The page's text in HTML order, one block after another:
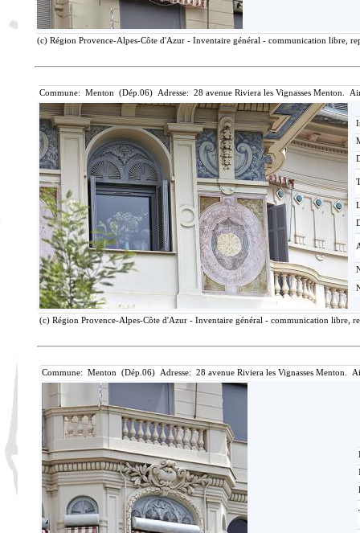
(c) Région Provence-Alpes-Côte d'Azur - Inventaire général - communication libre,
Commune: Menton (Dép.06) Adresse: 28 avenue Riviera les Vignasses Menton.
(c) Région Provence-Alpes-Côte d'Azur - Inventaire général - communication libre,
Commune: Menton (Dép.06) Adresse: 28 avenue Riviera les Vignasses Menton.